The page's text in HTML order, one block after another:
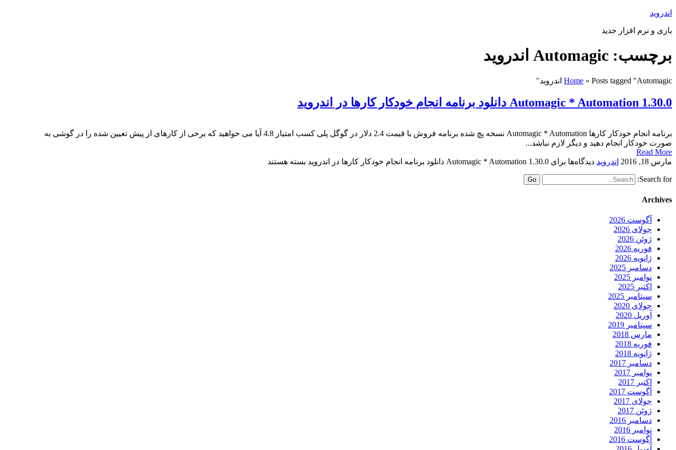
اندروید
بازی و نرم افزار جدید
برچسب: Automagic اندروید
Home » Posts tagged "Automagic اندروید"
Automagic * Automation 1.30.0 دانلود برنامه انجام خودکار کارها در اندروید
برنامه انجام خودکار کارها Automagic * Automation نسخه پچ شده برنامه فروش با قیمت 2.4 دلار در گوگل پلی کسب امتیاز 4.8 آیا می خواهید که برخی از کارهای از پیش تعیین شده را در گوشی به
صورت خودکار انجام دهید و دیگر لازم نباشد...
Read More
مارس 18, 2016
اندروید دیدگاه‌ها برای Automagic * Automation 1.30.0 دانلود برنامه انجام خودکار کارها در اندروید بسته هستند
Search for:
Archives
آگوست 2026
جولای 2026
ژوئن 2026
فوریه 2026
ژانویه 2026
دسامبر 2025
نوامبر 2025
اکتبر 2025
سپتامبر 2025
جولای 2020
آوریل 2020
سپتامبر 2019
مارس 2018
فوریه 2018
ژانویه 2018
دسامبر 2017
نوامبر 2017
اکتبر 2017
آگوست 2017
جولای 2017
ژوئن 2017
دسامبر 2016
نوامبر 2016
آگوست 2016